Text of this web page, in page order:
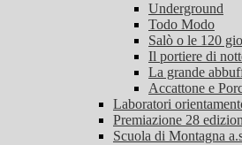
Underground
Todo Modo
Salò o le 120
Il portiere di
La grande
Accattone e
Laboratori
Premiazione 28
Scuola di Montagna